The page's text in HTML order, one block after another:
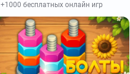
+1000 бесплатных онлайн игр